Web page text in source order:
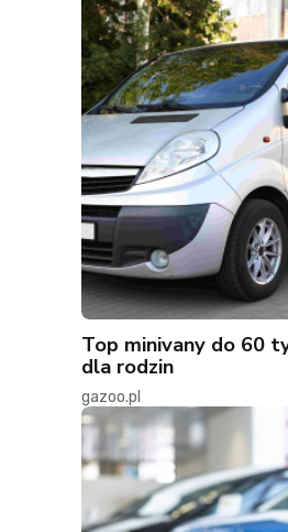
Top minivany do 60
dla rodzin
gazoo.pl